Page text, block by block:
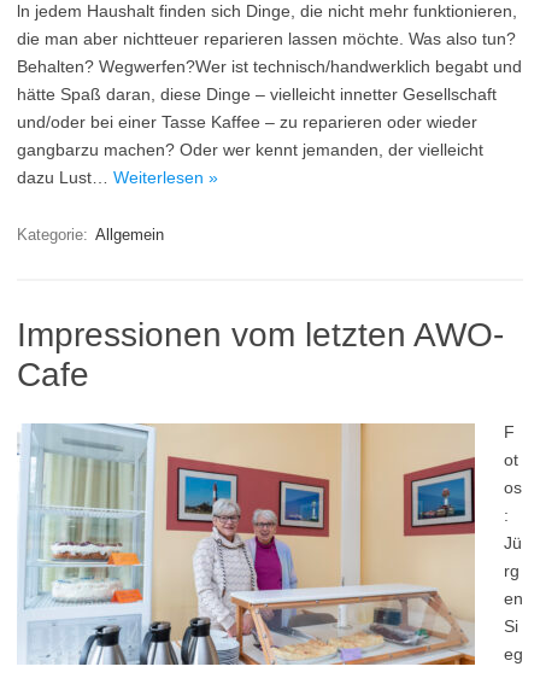
ln jedem Haushalt finden sich Dinge, die nicht mehr funktionieren,
die man aber nichtteuer reparieren lassen möchte. Was also tun?
Behalten? Wegwerfen?Wer ist technisch/handwerklich begabt und
hätte Spaß daran, diese Dinge – vielleicht innetter Gesellschaft
und/oder bei einer Tasse Kaffee – zu reparieren oder wieder
gangbarzu machen? Oder wer kennt jemanden, der vielleicht
dazu Lust… Weiterlesen »
Kategorie: Allgemein
Impressionen vom letzten AWO-
Cafe
F
ot
os
:
Jü
rg
en
Si
eg